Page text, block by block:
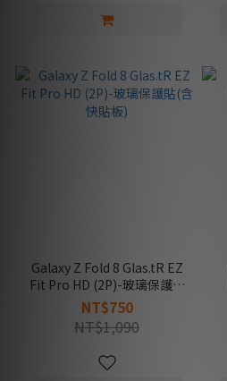
Galaxy Z Fold 8 Glas.tR EZ
Fit Pro HD (2P)-玻璃保護貼
(含快貼板)
NT$750
NT$1,090